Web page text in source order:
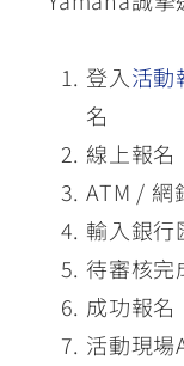
登入活動
名
線上報名
ATM / 網
輸入銀行
待審核完
成功報名
活動現場